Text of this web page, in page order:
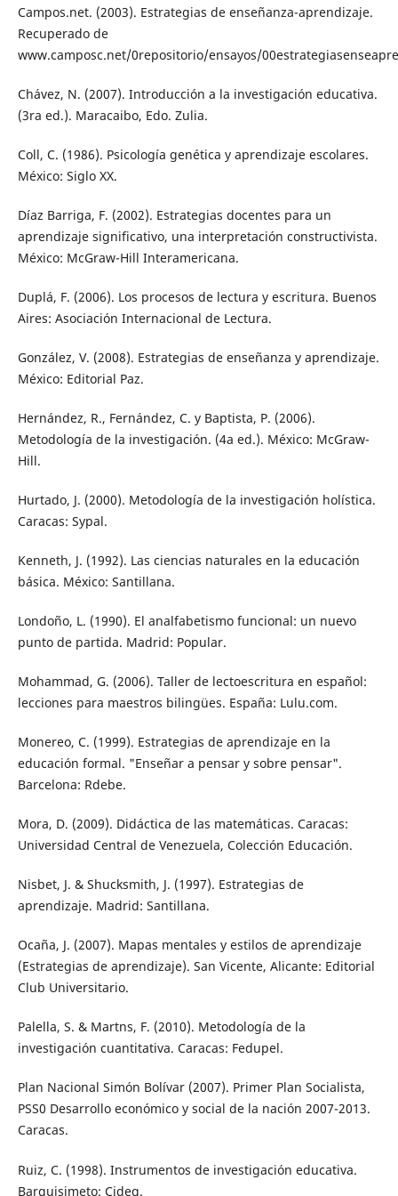
Campos.net. (2003). Estrategias de enseñanza-aprendizaje.
Recuperado de
www.camposc.net/0repositorio/ensayos/
Chávez, N. (2007). Introducción a la investigación educativa.
(3ra ed.). Maracaibo, Edo. Zulia.
Coll, C. (1986). Psicología genética y aprendizaje escolares.
México: Siglo XX.
Díaz Barriga, F. (2002). Estrategias docentes para un
aprendizaje significativo, una interpretación constructivista.
México: McGraw-Hill Interamericana.
Duplá, F. (2006). Los procesos de lectura y escritura. Buenos
Aires: Asociación Internacional de Lectura.
González, V. (2008). Estrategias de enseñanza y aprendizaje.
México: Editorial Paz.
Hernández, R., Fernández, C. y Baptista, P. (2006).
Metodología de la investigación. (4a ed.). México: McGraw-
Hill.
Hurtado, J. (2000). Metodología de la investigación holística.
Caracas: Sypal.
Kenneth, J. (1992). Las ciencias naturales en la educación
básica. México: Santillana.
Londoño, L. (1990). El analfabetismo funcional: un nuevo
punto de partida. Madrid: Popular.
Mohammad, G. (2006). Taller de lectoescritura en español:
lecciones para maestros bilingües. España: Lulu.com.
Monereo, C. (1999). Estrategias de aprendizaje en la
educación formal. "Enseñar a pensar y sobre pensar".
Barcelona: Rdebe.
Mora, D. (2009). Didáctica de las matemáticas. Caracas:
Universidad Central de Venezuela, Colección Educación.
Nisbet, J. & Shucksmith, J. (1997). Estrategias de
aprendizaje. Madrid: Santillana.
Ocaña, J. (2007). Mapas mentales y estilos de aprendizaje
(Estrategias de aprendizaje). San Vicente, Alicante: Editorial
Club Universitario.
Palella, S. & Martns, F. (2010). Metodología de la
investigación cuantitativa. Caracas: Fedupel.
Plan Nacional Simón Bolívar (2007). Primer Plan Socialista,
PSS0 Desarrollo económico y social de la nación 2007-2013.
Caracas.
Ruiz, C. (1998). Instrumentos de investigación educativa.
Barquisimeto: Cideg.